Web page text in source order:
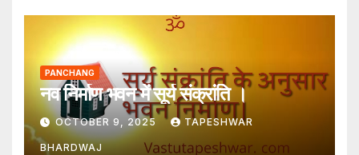
PANCHANG
नव निर्माण भवन में सूर्य संक्रांति ।
OCTOBER 9, 2025 TAPESHWAR
BHARDWAJ